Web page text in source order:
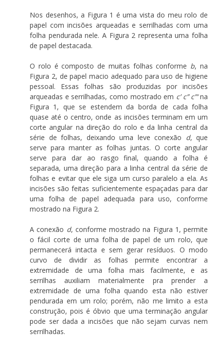
Nos desenhos, a Figura 1 é uma vista do meu rolo de
papel com incisões arqueadas e serrilhadas com uma
folha pendurada nele. A Figura 2 representa uma folha
de papel destacada.
O rolo é composto de muitas folhas conforme b, na
Figura 2, de papel macio adequado para uso de higiene
pessoal. Essas folhas são produzidas por incisões
arqueadas e serrilhadas, como mostrado em c’ c” c”‘na
Figura 1, que se estendem da borda de cada folha
quase até o centro, onde as incisões terminam em um
corte angular na direção do rolo e da linha central da
série de folhas, deixando uma leve conexão d, que
serve para manter as folhas juntas. O corte angular
serve para dar ao rasgo final, quando a folha é
separada, uma direção para a linha central da série de
folhas e evitar que ele siga um curso paralelo a ela. As
incisões são feitas suficientemente espaçadas para dar
uma folha de papel adequada para uso, conforme
mostrado na Figura 2.
A conexão d, conforme mostrado na Figura 1, permite
o fácil corte de uma folha de papel de um rolo, que
permanecerá intacta e sem gerar resíduos. O modo
curvo de dividir as folhas permite encontrar a
extremidade de uma folha mais facilmente, e as
serrilhas auxiliam materialmente pra prender a
extremidade de uma folha quando esta não estiver
pendurada em um rolo; porém, não me limito a esta
construção, pois é óbvio que uma terminação angular
pode ser dada a incisões que não sejam curvas nem
serrilhadas.